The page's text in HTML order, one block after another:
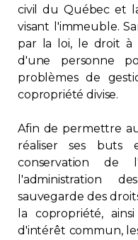
civil du Québec et
visant l'immeuble.
par la loi, le droit à
d'une personne
problèmes de
copropriété divise.
Afin de permettre
réaliser ses
conservation de
l'administration
sauvegarde des
la copropriété,
d'intérêt commun,